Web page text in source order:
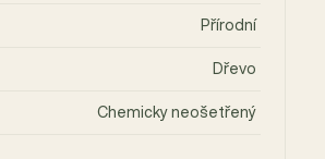
Přírodní
Dřevo
Chemicky neošetřený